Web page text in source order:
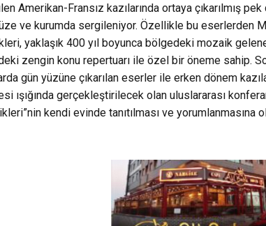
Amerikan-Fransız kazılarında ortaya çıkarılmış
ve kurumda sergileniyor. Özellikle bu eserlerden
yaklaşık 400 yıl boyunca bölgedeki mozaik
zengin konu repertuarı ile özel bir öneme sahip.
gün yüzüne çıkarılan eserler ile erken dönem
ışığında gerçekleştirilecek olan uluslararası
kendi evinde tanıtılması ve yorumlanmasına